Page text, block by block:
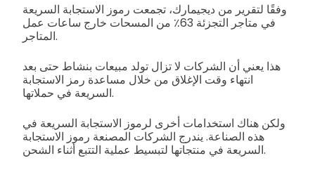
وفقًا لتقرير من ديجيمارك، تجمعت رموز الاستجابة السريعة
في متاجر التجزئة 63٪ من المسحات خارج ساعات عمل
المتاجر.
هذا يعني أن الشركات لا تزال تولد مبيعات بنشاط حتى بعد
انتهاء وقت الإغلاق من خلال مساعدة رمز الاستجابة
السريعة في حملاتها.
ولكن هناك استخدامات أخرى لرموز الاستجابة السريعة في
هذه الصناعة. يندرج الشركات المصنعة رموز الاستجابة
السريعة في منتجاتها لتبسيط عملية التتبع أثناء الشحن.